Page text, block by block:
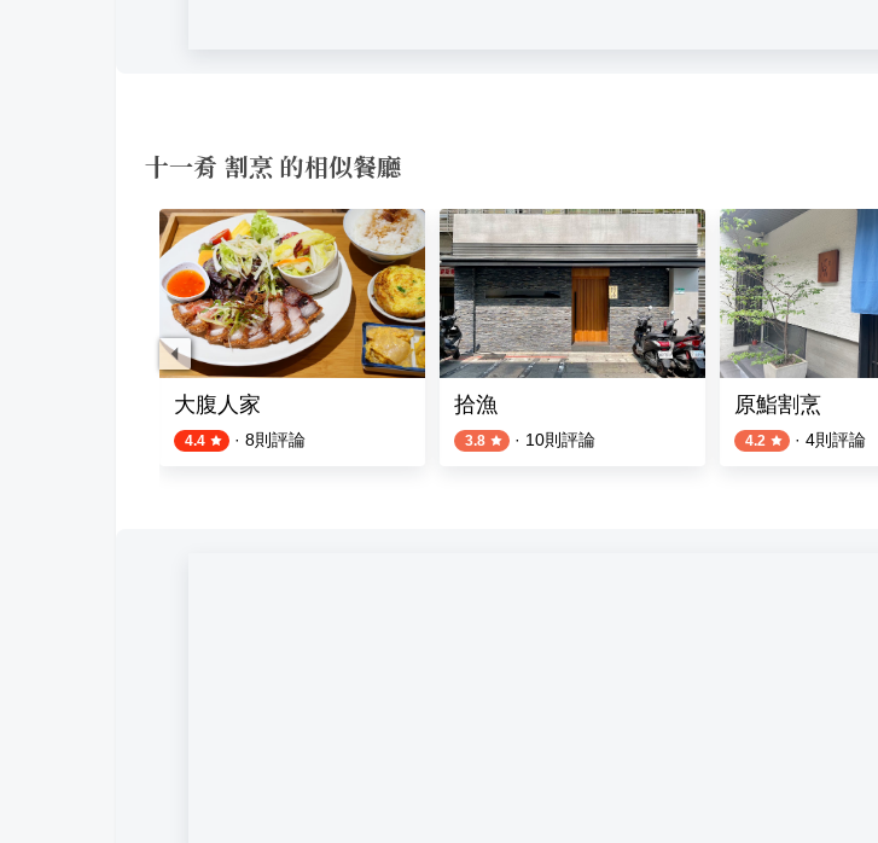
十一肴 割烹 的相似餐廳
大腹人家
4.4 · 8則評論
拾漁
3.8 · 10則評論
原鮨割烹
4.2 · 4則評論